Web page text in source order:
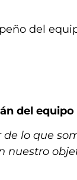
del
del
de lo que
nuestro